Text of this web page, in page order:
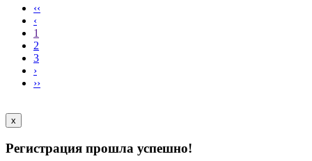
‹‹
‹
1
2
3
›
››
x
Регистрация прошла успешно!